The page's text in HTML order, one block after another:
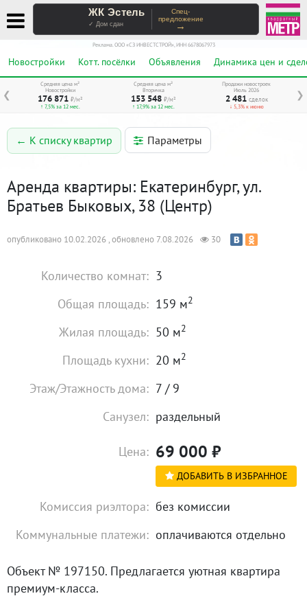
ЖК Эстель
✓ Дом сдан
Спец-
предложение
→
Реклама. ООО «СЗ ИНВЕСТСТРОЙ», ИНН 6678067973
Новостройки Котт. посёлки Объявления Динамика цен и
❮ ❯
Средняя цена м²
Новостройки
176 871 ₽/м²
↑ 7,5% за 12 мес.
Средняя цена м²
Вторичка
153 548 ₽/м²
↑ 17,9% за 12 мес.
Продажи новостроек
Июль 2026
2 481 сделок
↓ 5,3% к июню
← К списку квартир Параметры
Аренда квартиры: Екатеринбург, ул.
Братьев Быковых, 38 (Центр)
опубликовано 10.02.2026 , обновлено 7.08.2026 30
Количество комнат: 3
Общая площадь: 159 м2
Жилая площадь: 50 м2
Площадь кухни: 20 м2
Этаж/Этажность дома: 7 / 9
Санузел: раздельный
Цена: 69 000 ₽
ДОБАВИТЬ В ИЗБРАННОЕ
Комиссия риэлтора: без комиссии
Коммунальные платежи: оплачиваются отдельно
Объект № 197150. Предлагается уютная квартира
премиум-класса.